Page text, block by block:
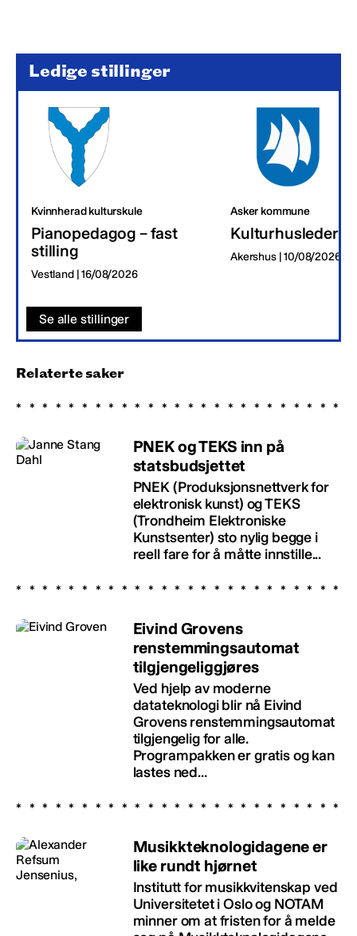
Ledige stillinger
Kvinnherad kulturskule
Pianopedagog – fast
stilling
Vestland | 16/08/2026
Asker kommune
Kulturhusleder
Akershus | 10/08/2026
Se alle stillinger
Relaterte saker
PNEK og TEKS inn på
statsbudsjettet
PNEK (Produksjonsnettverk for
elektronisk kunst) og TEKS
(Trondheim Elektroniske
Kunstsenter) sto nylig begge i
reell fare for å måtte innstille...
Eivind Grovens
renstemmingsautomat
tilgjengeliggjøres
Ved hjelp av moderne
datateknologi blir nå Eivind
Grovens renstemmingsautomat
tilgjengelig for alle.
Programpakken er gratis og kan
lastes ned...
Musikkteknologidagene er
like rundt hjørnet
Institutt for musikkvitenskap ved
Universitetet i Oslo og NOTAM
minner om at fristen for å melde